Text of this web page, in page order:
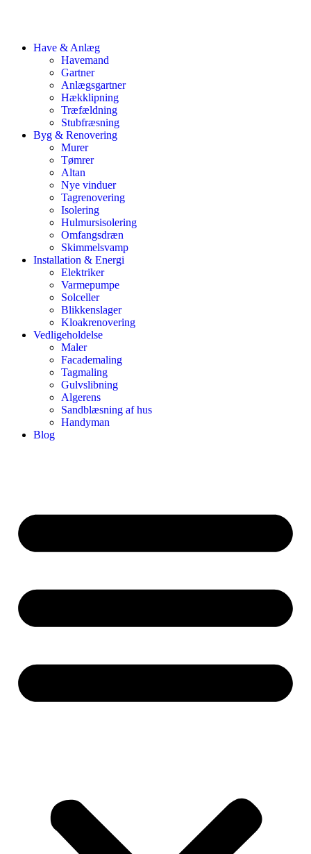
Have & Anlæg
Havemand
Gartner
Anlægsgartner
Hækklipning
Træfældning
Stubfræsning
Byg & Renovering
Murer
Tømrer
Altan
Nye vinduer
Tagrenovering
Isolering
Hulmursisolering
Omfangsdræn
Skimmelsvamp
Installation & Energi
Elektriker
Varmepumpe
Solceller
Blikkenslager
Kloakrenovering
Vedligeholdelse
Maler
Facademaling
Tagmaling
Gulvslibning
Algerens
Sandblæsning af hus
Handyman
Blog